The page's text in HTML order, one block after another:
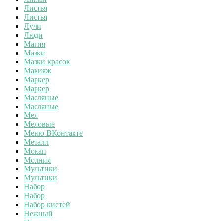
Листья
Листья
Лучи
Люди
Магия
Мазки
Мазки красок
Макияж
Маркер
Маркер
Масляные
Масляные
Мел
Меловые
Меню ВКонтакте
Металл
Мокап
Молния
Мультики
Мультики
Набор
Набор
Набор кистей
Нежный